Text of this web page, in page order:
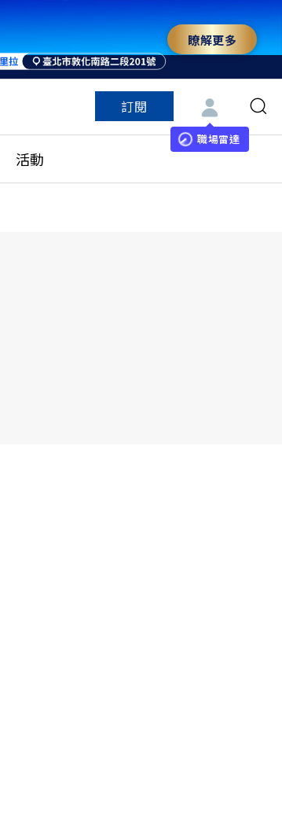
瞭解更多
訂閱
職場雷達
活動
特色頻道